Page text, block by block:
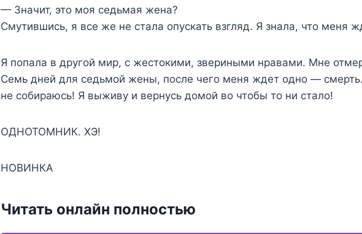
— Значит, это моя седьмая жена?
Смутившись, я все же не стала опускать взгляд. Я знала, что меня
Я попала в другой мир, с жестокими, звериными нравами. Мне
Семь дней для седьмой жены, после чего меня ждет одно —
не собираюсь! Я выживу и вернусь домой во чтобы то ни стало!
ОДНОТОМНИК. ХЭ!
НОВИНКА
Читать онлайн полностью